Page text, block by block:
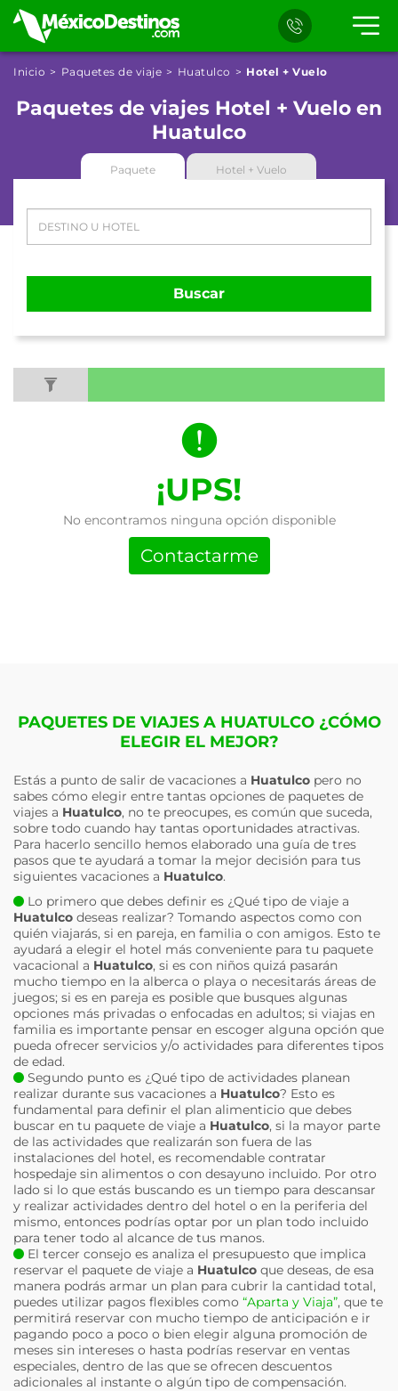
Inicio Paquetes de viaje Huatulco Hotel + Vuelo
Paquetes de viajes Hotel + Vuelo en
Huatulco
Paquete Hotel + Vuelo
Buscar
¡UPS!
No encontramos ninguna opción disponible
Contactarme
PAQUETES DE VIAJES A HUATULCO ¿CÓMO
ELEGIR EL MEJOR?
Estás a punto de salir de vacaciones a Huatulco pero no
sabes cómo elegir entre tantas opciones de paquetes de
viajes a Huatulco, no te preocupes, es común que suceda,
sobre todo cuando hay tantas oportunidades atractivas.
Para hacerlo sencillo hemos elaborado una guía de tres
pasos que te ayudará a tomar la mejor decisión para tus
siguientes vacaciones a Huatulco.
Lo primero que debes definir es ¿Qué tipo de viaje a
Huatulco deseas realizar? Tomando aspectos como con
quién viajarás, si en pareja, en familia o con amigos. Esto te
ayudará a elegir el hotel más conveniente para tu paquete
vacacional a Huatulco, si es con niños quizá pasarán
mucho tiempo en la alberca o playa o necesitarás áreas de
juegos; si es en pareja es posible que busques algunas
opciones más privadas o enfocadas en adultos; si viajas en
familia es importante pensar en escoger alguna opción que
pueda ofrecer servicios y/o actividades para diferentes tipos
de edad.
Segundo punto es ¿Qué tipo de actividades planean
realizar durante sus vacaciones a Huatulco? Esto es
fundamental para definir el plan alimenticio que debes
buscar en tu paquete de viaje a Huatulco, si la mayor parte
de las actividades que realizarán son fuera de las
instalaciones del hotel, es recomendable contratar
hospedaje sin alimentos o con desayuno incluido. Por otro
lado si lo que estás buscando es un tiempo para descansar
y realizar actividades dentro del hotel o en la periferia del
mismo, entonces podrías optar por un plan todo incluido
para tener todo al alcance de tus manos.
El tercer consejo es analiza el presupuesto que implica
reservar el paquete de viaje a Huatulco que deseas, de esa
manera podrás armar un plan para cubrir la cantidad total,
puedes utilizar pagos flexibles como “Aparta y Viaja”, que te
permitirá reservar con mucho tiempo de anticipación e ir
pagando poco a poco o bien elegir alguna promoción de
meses sin intereses o hasta podrías reservar en ventas
especiales, dentro de las que se ofrecen descuentos
adicionales al instante o algún tipo de compensación.